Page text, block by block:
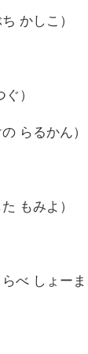
かしこ）
）
らるかん）
もみよ）
べ しょー